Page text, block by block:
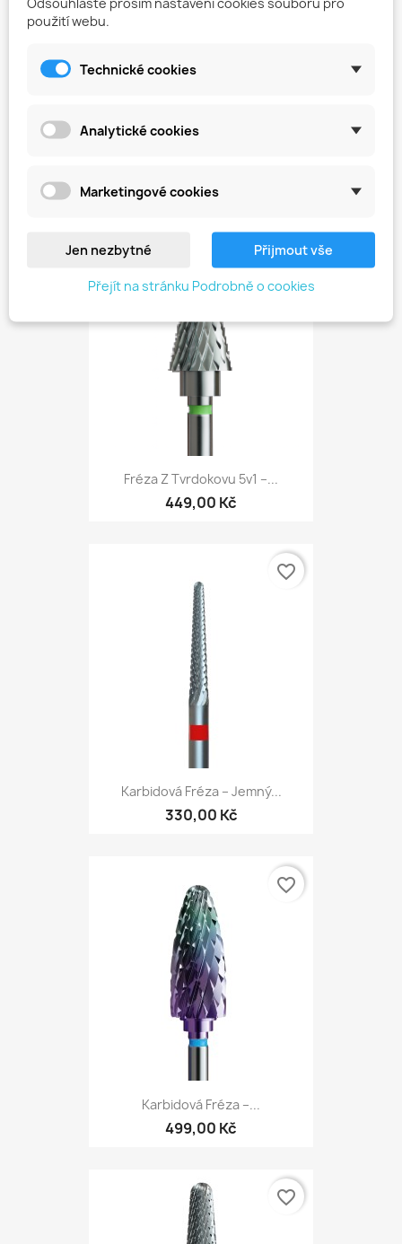
449,00 Kč
Fréza Z Tvrdokovu 5v1 –...
449,00 Kč
favorite_border
Karbidová Fréza – Jemný...
330,00 Kč
favorite_border
Karbidová Fréza –...
499,00 Kč
favorite_border
favorite_border
použití webu.
Technické cookies
Analytické cookies
Marketingové cookies
Jen nezbytné Přijmout vše
Přejít na stránku Podrobně o cookies